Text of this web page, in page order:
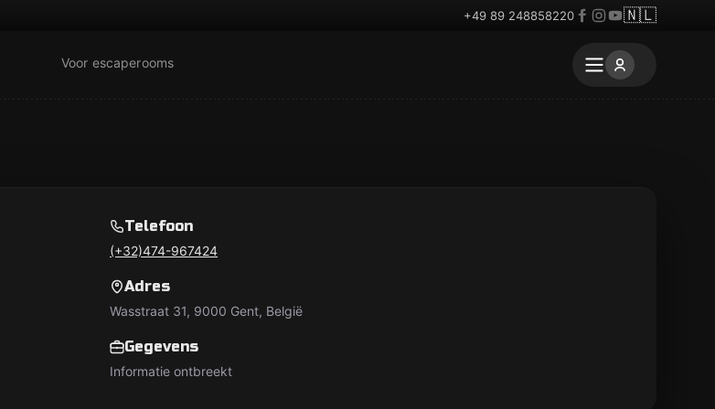
+49 89 248858220 🇳🇱
Voor escaperooms
Telefoon
(+32)474-967424
Adres
Wasstraat 31, 9000 Gent, België
Gegevens
Informatie ontbreekt